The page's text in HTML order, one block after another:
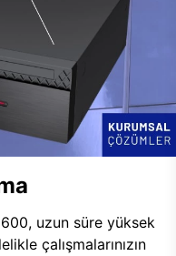
uzun süre yüksek
çalışmalarınızın